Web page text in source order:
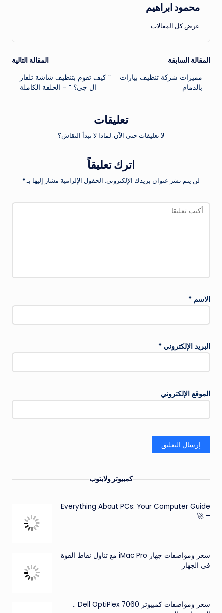
محمود ابراهيم
عرض كل المقالات
تصفّح
المقالات
المقالة السابقة
مميزات شركة تنظيف بيارات
بالدمام
المقالة التالية
” كيف تقوم بتنظيف شاشة تلفاز
ال جى؟ ” – الحلقة الكاملة
تعليقات
لا تعليقات حتى الآن. لماذا لا تبدأ النقاش؟
اترك تعليقاً
لن يتم نشر عنوان بريدك الإلكتروني. الحقول الإلزامية مشار إليها بـ*
الاسم *
البريد الإلكتروني *
الموقع الإلكتروني
كمبيوتر ولابتوب
Everything About PCs: Your Computer Guide
– 🚀
سعر ومواصفات جهاز iMac Pro مع تناول نقاط القوة
في الجهاز
سعر ومواصفات كمبيوتر Dell OptiPlex 7060 ..